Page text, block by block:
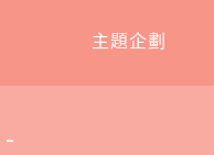
主題企劃